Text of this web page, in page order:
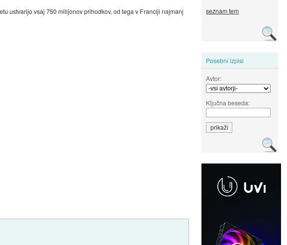
seznam tem
Posebni izpisi
Avtor:
Ključna beseda:
ustvarijo vsaj 750 milijonov prihodkov, od tega v Franciji najmanj